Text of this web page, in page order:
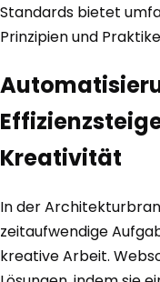
Standards bietet
Prinzipien und
Kreativität
In der
zeitaufwendige
kreative Arbeit.